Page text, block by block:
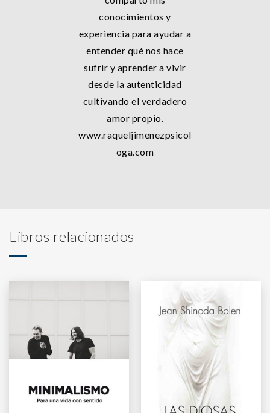
conocimientos y
experiencia para ayudar a
entender qué nos hace
sufrir y aprender a vivir
desde la autenticidad
cultivando el verdadero
amor propio.
www.raqueljimenezpsicol
oga.com
Libros relacionados